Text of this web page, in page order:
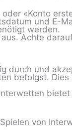
«Konto
und E-
werden.
Achte
durch und
befolgst.
von